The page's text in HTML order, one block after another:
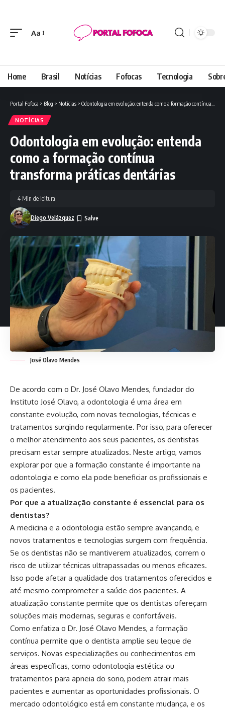
Font
Aa
Home Brasil Notícias Fofocas Tecnologia
Portal Fofoca > Blog > Notícias > Odontologia em evolução: entenda como a formação contínua transforma práticas dentárias
NOTÍCIAS
Odontologia em evolução: entenda
como a formação contínua
transforma práticas dentárias
Diego Velázquez
4 Min de leitura
José Olavo Mendes
De acordo com o Dr. José Olavo Mendes, fundador do
Instituto José Olavo, a odontologia é uma área em
constante evolução, com novas tecnologias, técnicas e
tratamentos surgindo regularmente. Por isso, para oferecer
o melhor atendimento aos seus pacientes, os dentistas
precisam estar sempre atualizados. Neste artigo, vamos
explorar por que a formação constante é importante na
odontologia e como ela pode beneficiar os profissionais e
os pacientes.
Por que a atualização constante é essencial para os
dentistas?
A medicina e a odontologia estão sempre avançando, e
novos tratamentos e tecnologias surgem com frequência.
Se os dentistas não se mantiverem atualizados, correm o
risco de utilizar técnicas ultrapassadas ou menos eficazes.
Isso pode afetar a qualidade dos tratamentos oferecidos e
até mesmo comprometer a saúde dos pacientes. A
atualização constante permite que os dentistas ofereçam
soluções mais modernas, seguras e confortáveis.
Como enfatiza o Dr. José Olavo Mendes, a formação
contínua permite que o dentista amplie seu leque de
serviços. Novas especializações ou conhecimentos em
áreas específicas, como odontologia estética ou
tratamentos para apneia do sono, podem atrair mais
pacientes e aumentar as oportunidades profissionais. O
mercado odontológico está em constante mudança, e os